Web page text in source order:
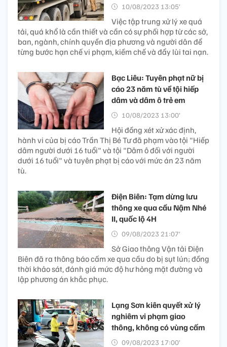
10/08/2023 13:05’
Việc tập trung xử lý xe quá
tải, quá khổ là cần thiết và cần có sự phối hợp từ các sở,
ban, ngành, chính quyền địa phương và người dân để
từng bước hạn chế vi phạm, kiềm chế và đẩy lùi tai nạn.
Bạc Liêu: Tuyên phạt nữ bị
cáo 23 năm tù về tội hiếp
dâm và dâm ô trẻ em
10/08/2023 13:00’
Hội đồng xét xử xác định,
hành vi của bị cáo Trần Thị Bé Tư đã phạm vào tội "Hiếp
dâm người dưới 16 tuổi" và tội "Dâm ô đối với người
dưới 16 tuổi" và tuyên phạt bị cáo với mức án 23 năm
tù.
Điện Biên: Tạm dừng lưu
thông xe qua cầu Nậm Nhé
II, quốc lộ 4H
09/08/2023 21:07’
Sở Giao thông Vận tải Điện
Biên đã ra thông báo cấm xe qua cầu do bị sụt lún; đồng
thời khảo sát, đánh giá mức độ hư hỏng mặt đường và
lập phương án khắc phục.
Lạng Sơn kiên quyết xử lý
nghiêm vi phạm giao
thông, không có vùng cấm
09/08/2023 17:00’